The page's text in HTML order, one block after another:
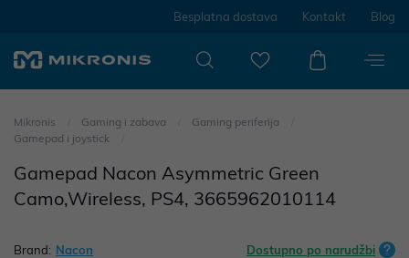
Besplatna dostava Kontakt Blog
Mikronis Gaming i zabava
Gaming periferija
Gamepad i joystick
Gamepad Nacon Asymmetric Green
Camo,Wireless, PS4, 3665962010114
Brand: Nacon Dostupno po narudžbi